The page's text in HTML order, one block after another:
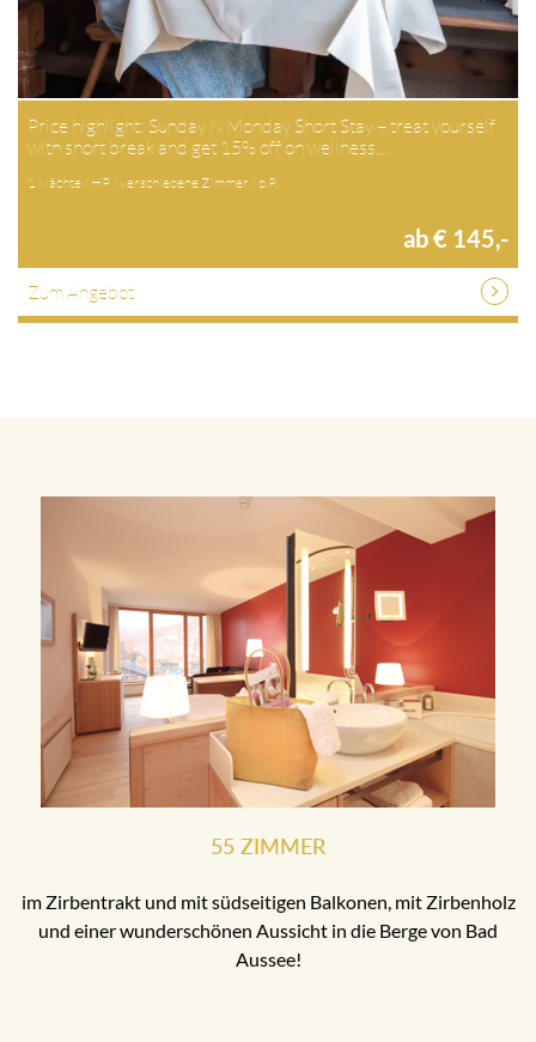
Price highlight: Sunday & Monday Short Stay – treat yourself
with short break and get 15% off on wellness…
1 Nächte / HP / verschiedene Zimmer / p.P.
ab € 145,-
Zum Angebot
55 ZIMMER
im Zirbentrakt und mit südseitigen Balkonen, mit Zirbenholz
und einer wunderschönen Aussicht in die Berge von Bad
Aussee!